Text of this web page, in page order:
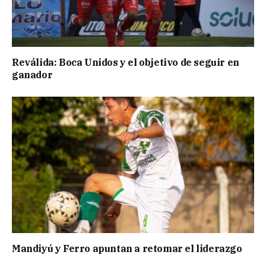
Reválida: Boca Unidos y el objetivo de seguir en
ganador
Mandiyú y Ferro apuntan a retomar el liderazgo